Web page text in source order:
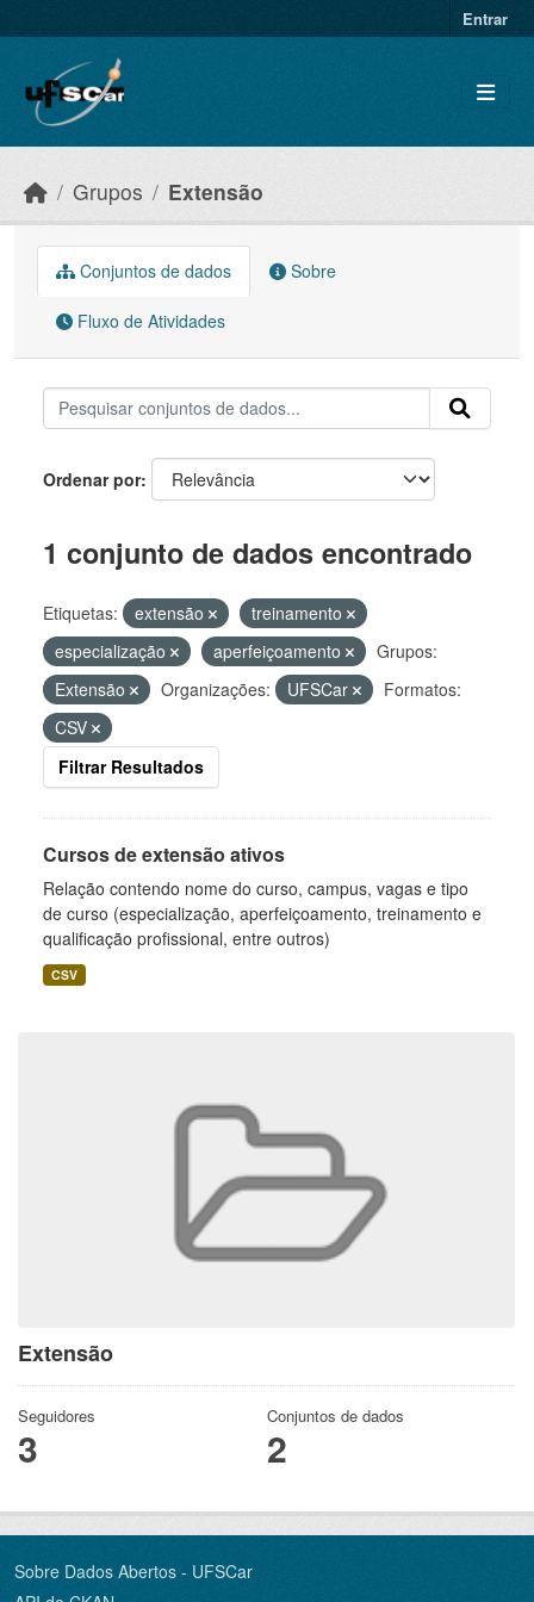
Entrar
Grupos Extensão
Extensão
Seguidores
3
Conjuntos de dados
2
Conjuntos de dados Sobre
Fluxo de Atividades
Ordenar por
1 conjunto de dados encontrado
Etiquetas: extensão
treinamento
especialização
aperfeiçoamento
Grupos:
Extensão
Organizações: UFSCar
Formatos:
CSV
Filtrar Resultados
Cursos de extensão ativos
Relação contendo nome do curso, campus, vagas e tipo
de curso (especialização, aperfeiçoamento, treinamento e
qualificação profissional, entre outros)
CSV
Sobre Dados Abertos - UFSCar